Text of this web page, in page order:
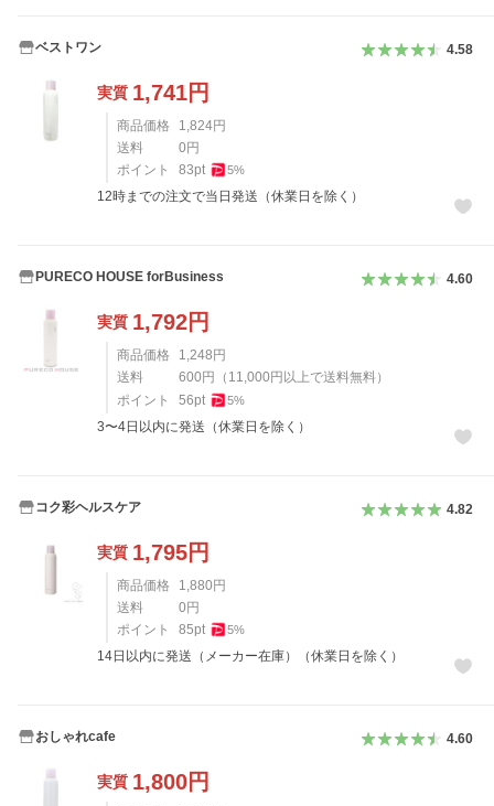
ベストワン 4.58
実質 1,741円
商品価格 1,824円
送料
0 円
ポイント
83pt 5%
12時までの注文で当日発送（休業日を除く）
PURECO HOUSE forBusiness 4.60
実質 1,792円
商品価格 1,248 円
送料
600 円 （ 11,000 円以上で送料無料）
ポイント
56pt 5%
3〜4日以内に発送（休業日を除く）
コク彩ヘルスケア 4.82
実質 1,795円
商品価格 1,880 円
送料
0 円
ポイント
85pt 5%
14日以内に発送（メーカー在庫）（休業日を除く）
おしゃれcafe 4.60
実質 1,800円